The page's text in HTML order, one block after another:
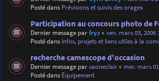
Posté dans Prévisions et suivis des orages
Participation au concours photo de
Dernier message parfryz« ven. mars 03, 2006
Posté dans Infos, projets et liens utiles à la
recherche camescope d'occasion
Dernier message parsaoneclair« mer. mars
Posté dans Équipement